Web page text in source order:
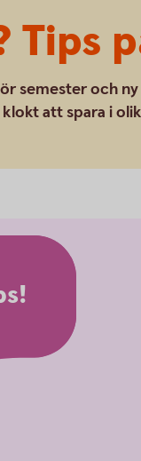
Tips
semester och
att spara i